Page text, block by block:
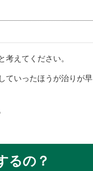
考えてください。
ていったほうが治りが早
るの？